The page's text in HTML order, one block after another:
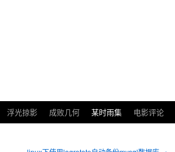
浮光掠影 成败几何 某时雨集 电影评论